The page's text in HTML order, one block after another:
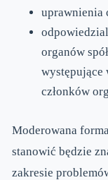
uprawnienia
organów
występujące
członków
Moderowana
stanowić będzie
zakresie